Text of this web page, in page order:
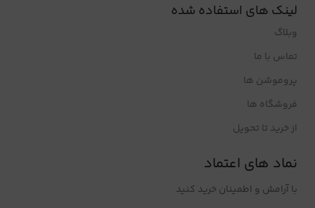
لینک های استفاده شده
وبلاگ
تماس با ما
پروموشن ها
فروشگاه ها
از خرید تا تحویل
نماد های اعتماد
با آرامش و اطمینان خرید کنید